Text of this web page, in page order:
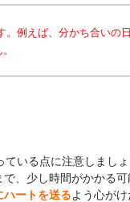
例えば、分かち合いの
いる点に注意しまし
、少し時間がかかる
ートを送るよう心がけ